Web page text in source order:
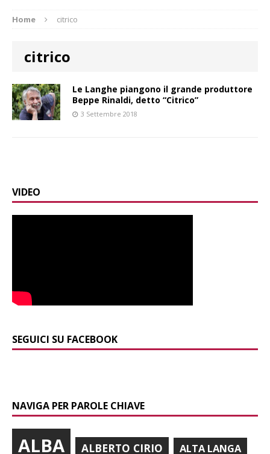
Home citrico
citrico
Le Langhe piangono il grande produttore
Beppe Rinaldi, detto “Citrico”
3 Settembre 2018
VIDEO
SEGUICI SU FACEBOOK
NAVIGA PER PAROLE CHIAVE
ALBA ALBERTO CIRIO ALTA LANGA